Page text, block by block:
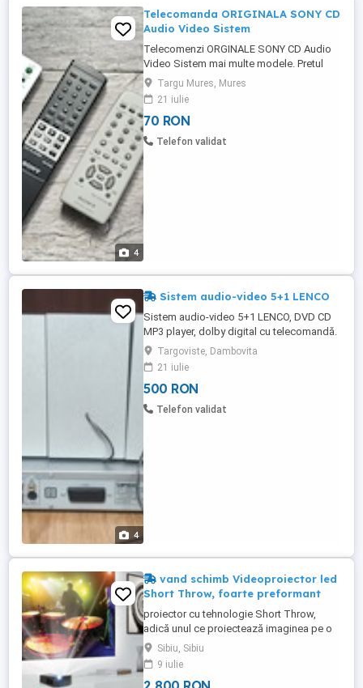
4
Telecomanda ORIGINALA SONY CD
Audio Video Sistem
Telecomenzi ORGINALE SONY CD Audio
Video Sistem mai multe modele. Pretul
dfera in functie de model la care se mai
adauga si transportul cu posta romana
23ron: -sony-RM-D335 (CD) 100ron -sony-
RM-S509 AUDIO SISTEM 100ron -sony-
RM-ADP004 AV SISTEM 80rom -sony-RM-
Targu Mures, Mures
21 iulie
70 RON
Telefon validat
4
Sistem audio-video 5+1 LENCO
Sistem audio-video 5+1 LENCO, DVD CD
MP3 player, dolby digital cu telecomandă.
Targoviste, Dambovita
21 iulie
500 RON
Telefon validat
vand schimb Videoproiector led
Short Throw, foarte preformant
proiector cu tehnologie Short Throw,
adică unul ce proiectează imaginea pe o
diagonală mare de la distanțe scurte. LG
Minibeam UST PF1000U Lampă LED RGB
cu tehnologie DLP; Rezoluție nativă Full
Sibiu, Sibiu
9 iulie